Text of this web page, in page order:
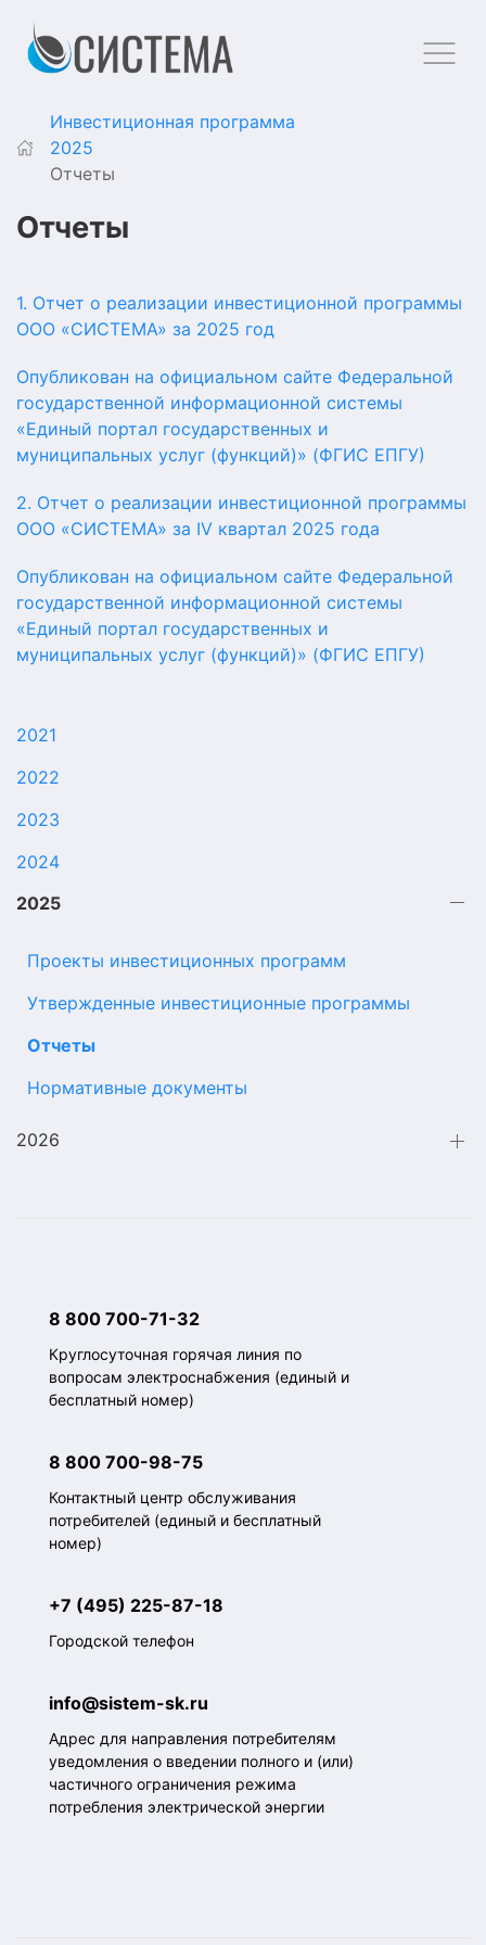
Инвестиционная программа
2025
Отчеты
2021
2022
2023
2024
2025
Проекты инвестиционных программ
Утвержденные инвестиционные программы
Отчеты
Нормативные документы
2026
Отчеты
1. Отчет о реализации инвестиционной программы
ООО «СИСТЕМА» за 2025 год
Опубликован на официальном сайте Федеральной
государственной информационной системы
«Единый портал государственных и
муниципальных услуг (функций)» (ФГИС ЕПГУ)
2. Отчет о реализации инвестиционной программы
ООО «СИСТЕМА» за IV квартал 2025 года
Опубликован на официальном сайте Федеральной
государственной информационной системы
«Единый портал государственных и
муниципальных услуг (функций)» (ФГИС ЕПГУ)
8 800 700-71-32
Круглосуточная горячая линия по
вопросам электроснабжения (единый и
бесплатный номер)
8 800 700-98-75
Контактный центр обслуживания
потребителей (единый и бесплатный
номер)
+7 (495) 225-87-18
Городской телефон
info@sistem-sk.ru
Адрес для направления потребителям
уведомления о введении полного и (или)
частичного ограничения режима
потребления электрической энергии